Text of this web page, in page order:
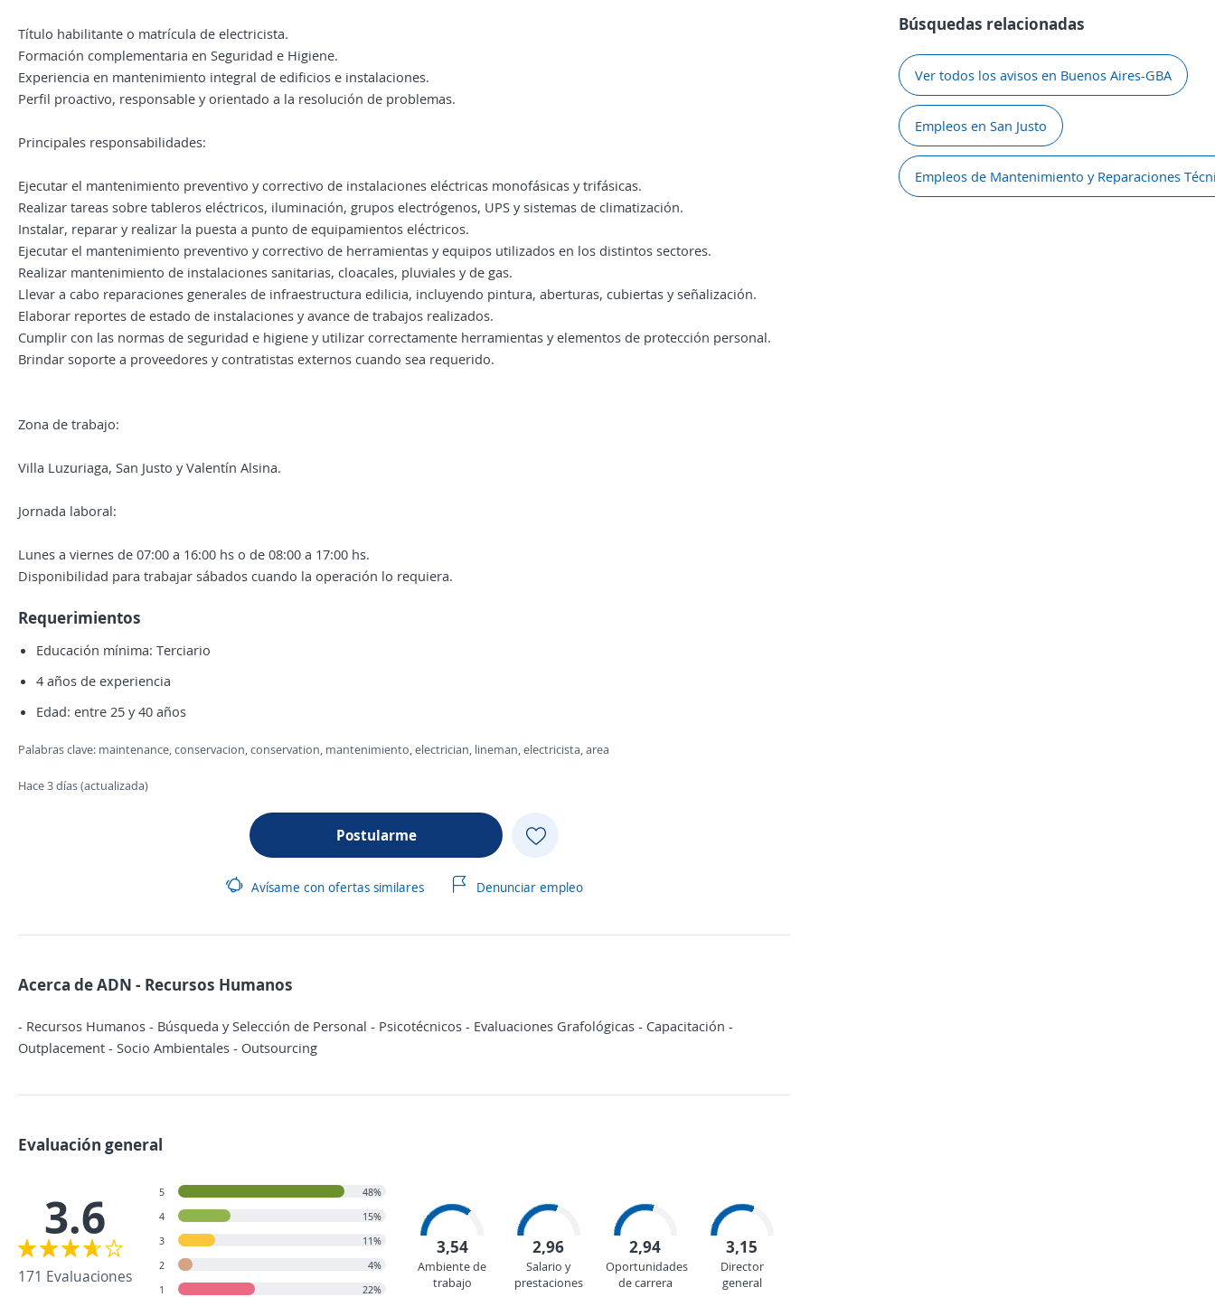
Título habilitante o matrícula de electricista.
Formación complementaria en Seguridad e Higiene.
Experiencia en mantenimiento integral de edificios e instalaciones.
Perfil proactivo, responsable y orientado a la resolución de problemas.
Principales responsabilidades:
Ejecutar el mantenimiento preventivo y correctivo de instalaciones eléctricas monofásicas y trifásicas.
Realizar tareas sobre tableros eléctricos, iluminación, grupos electrógenos, UPS y sistemas de climatización.
Instalar, reparar y realizar la puesta a punto de equipamientos eléctricos.
Ejecutar el mantenimiento preventivo y correctivo de herramientas y equipos utilizados en los distintos sectores.
Realizar mantenimiento de instalaciones sanitarias, cloacales, pluviales y de gas.
Llevar a cabo reparaciones generales de infraestructura edilicia, incluyendo pintura, aberturas, cubiertas y señalización.
Elaborar reportes de estado de instalaciones y avance de trabajos realizados.
Cumplir con las normas de seguridad e higiene y utilizar correctamente herramientas y elementos de protección personal.
Brindar soporte a proveedores y contratistas externos cuando sea requerido.
Zona de trabajo:
Villa Luzuriaga, San Justo y Valentín Alsina.
Jornada laboral:
Lunes a viernes de 07:00 a 16:00 hs o de 08:00 a 17:00 hs.
Disponibilidad para trabajar sábados cuando la operación lo requiera.
Requerimientos
Educación mínima: Terciario
4 años de experiencia
Edad: entre 25 y 40 años
Palabras clave: maintenance, conservacion, conservation, mantenimiento, electrician, lineman, electricista, area
Hace 3 días (actualizada)
Postularme
Avísame con ofertas similares Denunciar empleo
Acerca de ADN - Recursos Humanos
- Recursos Humanos - Búsqueda y Selección de Personal - Psicotécnicos - Evaluaciones Grafológicas - Capacitación -
Outplacement - Socio Ambientales - Outsourcing
Evaluación general
3.6
171 Evaluaciones
5
48%
4
15%
3
11%
2
4%
1
22%
3,54
Ambiente de
trabajo
2,96
Salario y
prestaciones
2,94
Oportunidades
de carrera
3,15
Director
general
Búsquedas relacionadas
Ver todos los avisos en Buenos Aires-GBA
Empleos en San Justo
Empleos de Mantenimiento y Reparaciones